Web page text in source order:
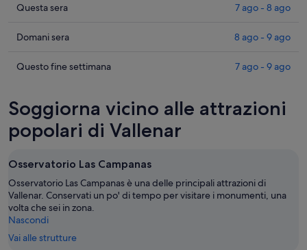
Cerca
prezzi
Vallenar
7
ago
-
ago
Questa sera 7 ago - 8 ago
Cerca
prezzi
per
domani
notte,
ago
-
9
ago
Domani sera 8 ago - 9 ago
Cerca
a
Vallenar
per
weekend,
7
ago
-
9
ago
Questo fine settimana 7 ago - 9 ago
Soggiorna vicino alle attrazioni
popolari di Vallenar
Osservatorio Las Campanas
Osservatorio Las Campanas è una delle principali attrazioni di
Vallenar. Conservati un po' di tempo per visitare i monumenti, una
volta che sei in zona.
Nascondi
Vai alle strutture